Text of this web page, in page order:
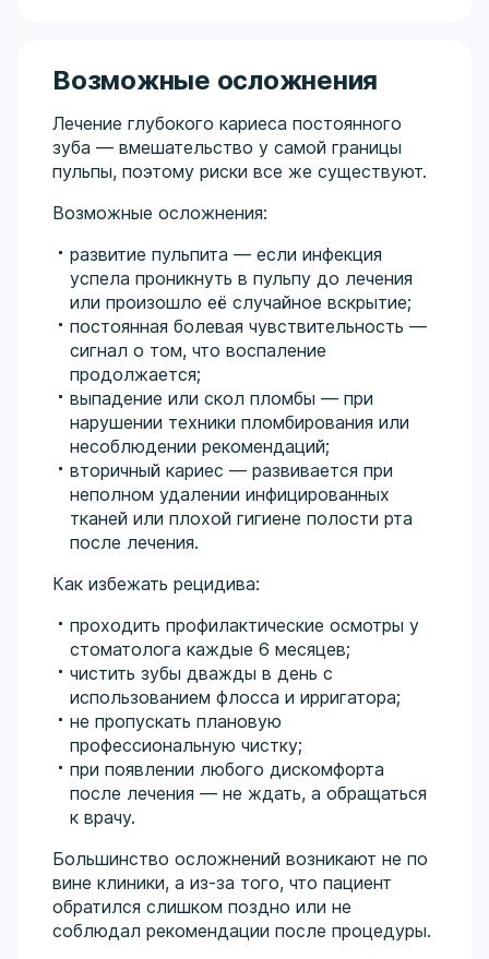
Возможные осложнения
Лечение глубокого кариеса постоянного
зуба — вмешательство у самой границы
пульпы, поэтому риски все же существуют.
Возможные осложнения:
развитие пульпита — если инфекция
успела проникнуть в пульпу до лечения
или произошло её случайное вскрытие;
постоянная болевая чувствительность —
сигнал о том, что воспаление
продолжается;
выпадение или скол пломбы — при
нарушении техники пломбирования или
несоблюдении рекомендаций;
вторичный кариес — развивается при
неполном удалении инфицированных
тканей или плохой гигиене полости рта
после лечения.
Как избежать рецидива:
проходить профилактические осмотры у
стоматолога каждые 6 месяцев;
чистить зубы дважды в день с
использованием флосса и ирригатора;
не пропускать плановую
профессиональную чистку;
при появлении любого дискомфорта
после лечения — не ждать, а обращаться
к врачу.
Большинство осложнений возникают не по
вине клиники, а из-за того, что пациент
обратился слишком поздно или не
соблюдал рекомендации после процедуры.